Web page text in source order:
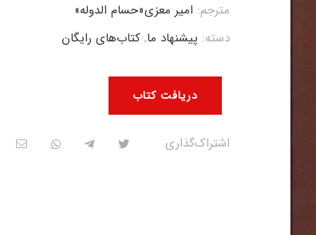
دریافت کتاب
مترجم: امیر معزی«حسام الدوله»
دسته: پیشنهاد ما,کتاب‌های رایگان
اشتراک‌گذاری